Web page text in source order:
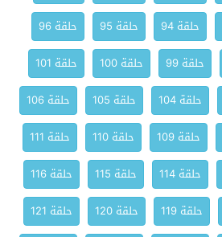
حلقة 94 حلقة 95
حلقة 96
حلقة 99 حلقة 100
حلقة 101
حلقة 104 حلقة 105
حلقة 106
حلقة 109 حلقة 110
حلقة 111
حلقة 114 حلقة 115
حلقة 116
حلقة 119 حلقة 120
حلقة 121